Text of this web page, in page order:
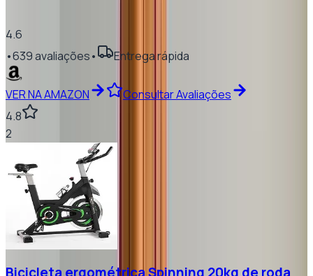
4.6
•639avaliações• Entrega rápida
VER NA AMAZON
Consultar Avaliações
4.8
2